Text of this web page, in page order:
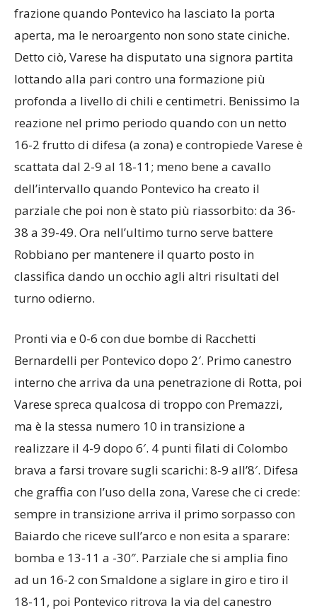
frazione quando Pontevico ha lasciato la porta
aperta, ma le neroargento non sono state ciniche.
Detto ciò, Varese ha disputato una signora partita
lottando alla pari contro una formazione più
profonda a livello di chili e centimetri. Benissimo la
reazione nel primo periodo quando con un netto
16-2 frutto di difesa (a zona) e contropiede Varese è
scattata dal 2-9 al 18-11; meno bene a cavallo
dell’intervallo quando Pontevico ha creato il
parziale che poi non è stato più riassorbito: da 36-
38 a 39-49. Ora nell’ultimo turno serve battere
Robbiano per mantenere il quarto posto in
classifica dando un occhio agli altri risultati del
turno odierno.
Pronti via e 0-6 con due bombe di Racchetti
Bernardelli per Pontevico dopo 2′. Primo canestro
interno che arriva da una penetrazione di Rotta, poi
Varese spreca qualcosa di troppo con Premazzi,
ma è la stessa numero 10 in transizione a
realizzare il 4-9 dopo 6′. 4 punti filati di Colombo
brava a farsi trovare sugli scarichi: 8-9 all’8′. Difesa
che graffia con l’uso della zona, Varese che ci crede:
sempre in transizione arriva il primo sorpasso con
Baiardo che riceve sull’arco e non esita a sparare:
bomba e 13-11 a -30″. Parziale che si amplia fino
ad un 16-2 con Smaldone a siglare in giro e tiro il
18-11, poi Pontevico ritrova la via del canestro